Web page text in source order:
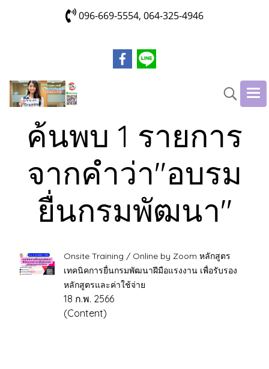
096-669-5554, 064-325-4946
ค้นพบ 1 รายการ
จากคำว่า"อบรม
ยื่นกรมพัฒนา"
Onsite Training / Online by Zoom หลักสูตร
เทคนิคการยื่นกรมพัฒนาฝีมือแรงงาน เพื่อรับรอง
หลักสูตรและค่าใช้จ่าย
18 ก.พ. 2566
(Content)